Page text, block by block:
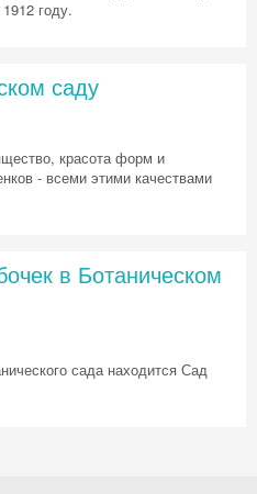
году.
саду
красота форм и
- всеми этими качествами
в Ботаническом
сада находится Сад